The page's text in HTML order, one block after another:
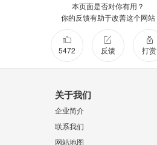
本页面是否对你有用？
你的反馈有助于改善这个网站
5472 反馈 打赏
关于我们
企业简介
联系我们
网站地图